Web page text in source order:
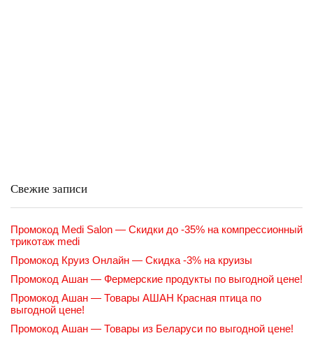
Свежие записи
Промокод Medi Salon — Скидки до -35% на компрессионный
трикотаж medi
Промокод Круиз Онлайн — Скидка -3% на круизы
Промокод Ашан — Фермерские продукты по выгодной цене!
Промокод Ашан — Товары АШАН Красная птица по
выгодной цене!
Промокод Ашан — Товары из Беларуси по выгодной цене!